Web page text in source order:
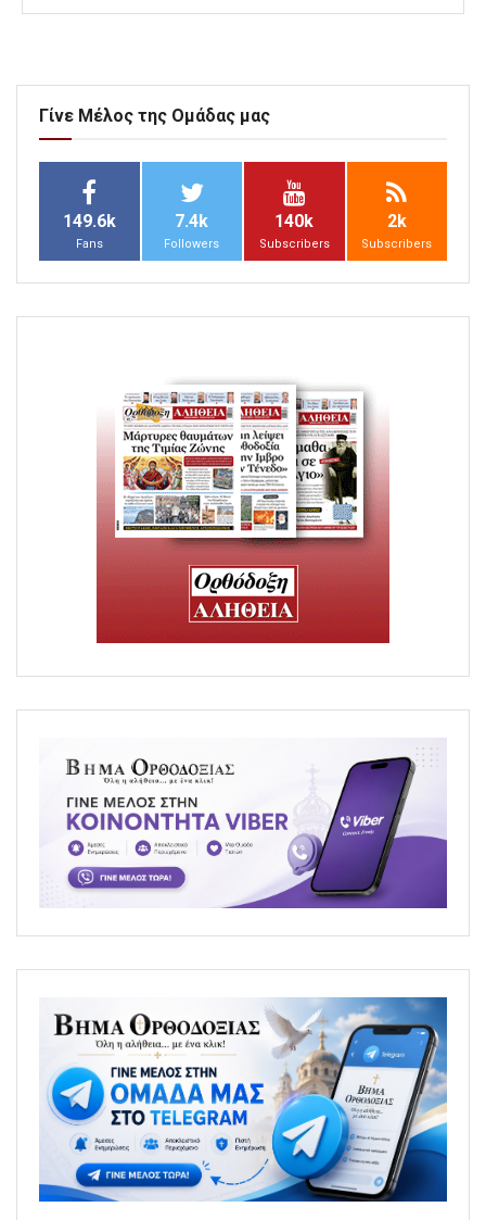
Γίνε Μέλος της Ομάδας μας
149.6k
Fans
7.4k
Followers
140k
Subscribers
2k
Subscribers